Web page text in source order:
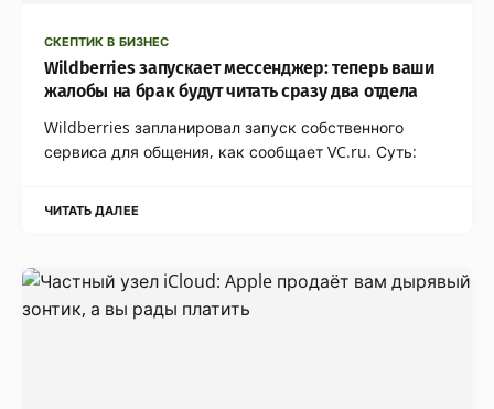
СКЕПТИК В БИЗНЕС
Wildberries запускает мессенджер: теперь ваши
жалобы на брак будут читать сразу два отдела
Wildberries запланировал запуск собственного
сервиса для общения, как сообщает VC.ru. Суть:
ЧИТАТЬ ДАЛЕЕ